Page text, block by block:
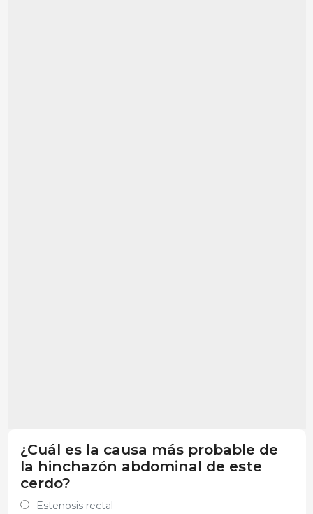
¿Cuál es la causa más probable de
la hinchazón abdominal de este
cerdo?
Estenosis rectal